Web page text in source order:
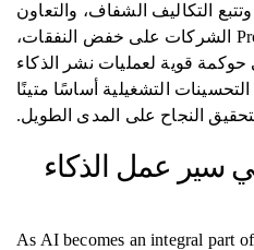
التكاليف الشفاف، والتعاون
المبسط، تساعد Prompts.ai الشركات على خفض النفقات،
حوكمة قوية لعمليات نشر الذكاء
التشغيلية أساسًا متينًا
النجاح على المدى الطويل.
سير عمل الذكاء
As AI becomes an integral part